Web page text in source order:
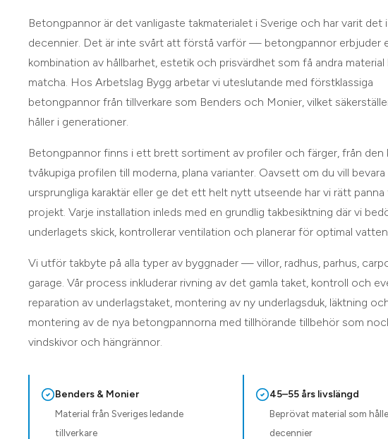
Betongpannor är det vanligaste takmaterialet i Sverige och har varit det
decennier. Det är inte svårt att förstå varför — betongpannor erbjuder
kombination av hållbarhet, estetik och prisvärdhet som få andra material
matcha. Hos Arbetslag Bygg arbetar vi uteslutande med förstklassiga
betongpannor från tillverkare som Benders och Monier, vilket
håller i generationer.
Betongpannor finns i ett brett sortiment av profiler och färger, från den
tvåkupiga profilen till moderna, plana varianter. Oavsett om du vill
ursprungliga karaktär eller ge det ett helt nytt utseende har vi rätt
projekt. Varje installation inleds med en grundlig takbesiktning där vi
underlagets skick, kontrollerar ventilation och planerar för optimal
Vi utför takbyte på alla typer av byggnader — villor, radhus, parhus,
garage. Vår process inkluderar rivning av det gamla taket, kontroll och
reparation av underlagstaket, montering av ny underlagsduk, läktning
montering av de nya betongpannorna med tillhörande tillbehör som
vindskivor och hängrännor.
Benders & Monier
Material från Sveriges ledande
tillverkare
45–55 års livslängd
Beprövat material som
decennier